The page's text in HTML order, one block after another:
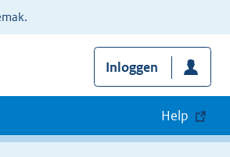
Inloggen
Help